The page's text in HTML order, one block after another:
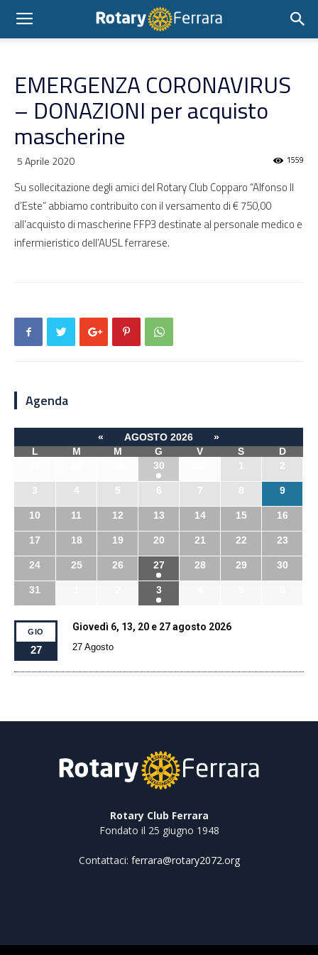
EMERGENZA CORONAVIRUS
– DONAZIONI per acquisto
mascherine
5 Aprile 2020 1559
Su sollecitazione degli amici del Rotary Club Copparo “Alfonso II
d’Este” abbiamo contribuito con il versamento di € 750,00
all’acquisto di mascherine FFP3 destinate al personale medico e
infermieristico dell’AUSL ferrarese.
Agenda
« AGOSTO 2026
»
L
M M G V S
D
30 1 2
3 4 5 6 7 8 9
10 11 12 13 14 15 16
17 18 19 20 21 22 23
24 25 26 27 28 29 30
31 3
GIO
27
Giovedì 6, 13, 20 e 27 agosto 2026
27 Agosto
Rotary Club Ferrara
Fondato il 25 giugno 1948
Contattaci: ferrara@rotary2072.org